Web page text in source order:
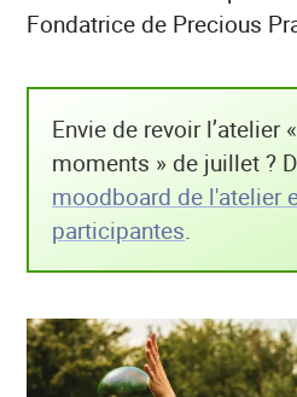
Fondatrice de Precious
Envie de revoir l’atelier
moments » de juillet ?
moodboard de l'atelier
participantes